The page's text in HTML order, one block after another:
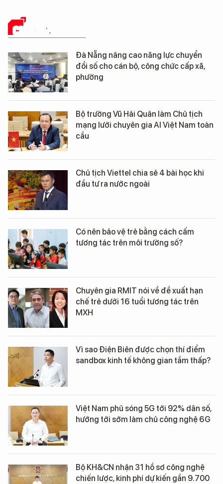
CHUYỂN ĐỔI SỐ
Đà Nẵng nâng cao năng lực chuyển
đổi số cho cán bộ, công chức cấp xã,
phường
Bộ trưởng Vũ Hải Quân làm Chủ tịch
mạng lưới chuyên gia AI Việt Nam toàn
cầu
Chủ tịch Viettel chia sẻ 4 bài học khi
đầu tư ra nước ngoài
Có nên bảo vệ trẻ bằng cách cấm
tương tác trên môi trường số?
Chuyên gia RMIT nói về đề xuất hạn
chế trẻ dưới 16 tuổi tương tác trên
MXH
Vì sao Điện Biên được chọn thí điểm
sandbox kinh tế không gian tầm thấp?
Việt Nam phủ sóng 5G tới 92% dân số,
hướng tới sớm làm chủ công nghệ 6G
Bộ KH&CN nhận 31 hồ sơ công nghệ
chiến lược, kinh phí dự kiến gần 9.700